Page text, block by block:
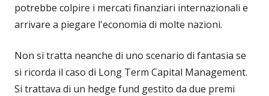
potrebbe colpire i mercati finanziari internazionali e
arrivare a piegare l'economia di molte nazioni.
Non si tratta neanche di uno scenario di fantasia se
si ricorda il caso di Long Term Capital Management.
Si trattava di un hedge fund gestito da due premi